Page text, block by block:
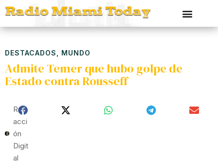
DESTACADOS MUNDO
Admite Temer que hubo golpe de
Estado contra Rousseff
Red
Acci
Ón
Digit
Al